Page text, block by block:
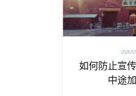
2026/
如何防止宣
中途